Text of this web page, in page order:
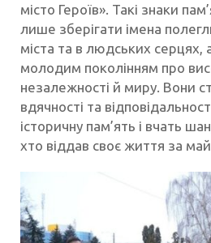
місто Героїв». Такі знаки
лише зберігати імена
міста та в людських серцях,
молодим поколінням про
незалежності й миру. Вони
вдячності та
історичну пам’ять і вчать
хто віддав своє життя за